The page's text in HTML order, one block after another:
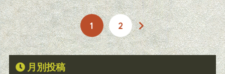
1 2
月別投稿